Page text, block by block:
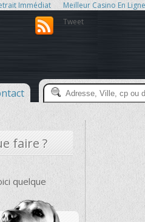
Immédiat
Meilleur Casino En
Tweet
faire ?
quelque